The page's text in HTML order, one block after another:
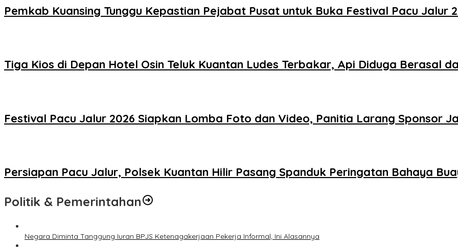
Pemkab Kuansing Tunggu Kepastian Pejabat Pusat untuk Buka Festival Pacu Jalur
Tiga Kios di Depan Hotel Osin Teluk Kuantan Ludes Terbakar, Api Diduga Berasal
Festival Pacu Jalur 2026 Siapkan Lomba Foto dan Video, Panitia Larang Sponsor
Persiapan Pacu Jalur, Polsek Kuantan Hilir Pasang Spanduk Peringatan Bahaya
Politik & Pemerintahan
Negara Diminta Tanggung Iuran BPJS Ketenagakerjaan Pekerja Informal, Ini Alasannya